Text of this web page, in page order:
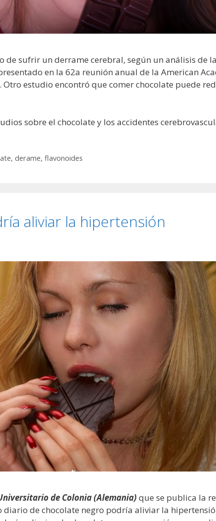
de sufrir un derrame cerebral, según un análisis de
en la 62a reunión anual de la American
estudio encontró que comer chocolate puede
sobre el chocolate y los accidentes
, derame, flavonoides
aliviar la hipertensión
de Colonia (Alemania) que se publica la
diario de chocolate negro podría aliviar la